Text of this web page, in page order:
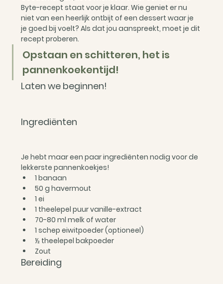
Byte-recept staat voor je klaar. Wie geniet er nu
niet van een heerlijk ontbijt of een dessert waar je
je goed bij voelt? Als dat jou aanspreekt, moet je dit
recept proberen.
Opstaan en schitteren, het is
pannenkoekentijd!
Laten we beginnen!
Ingrediënten
Je hebt maar een paar ingrediënten nodig voor de
lekkerste pannenkoekjes!
1 banaan
50 g havermout
1 ei
1 theelepel puur vanille-extract
70-80 ml melk of water
1 schep eiwitpoeder (optioneel)
½ theelepel bakpoeder
Zout
Bereiding